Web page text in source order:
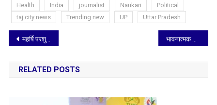
Health
India journalist Naukari
Political
taj city news
Trending new UP Uttar Pradesh
Post
navigation
महर्षि परशुराम इण्टर कॉलेज के कराटे खिलाड़ी फ़ैज़ान ने आगरा मंडल कराटे प्रतियोगिता में जीता स्वर्ण पदक
RELATED POSTS